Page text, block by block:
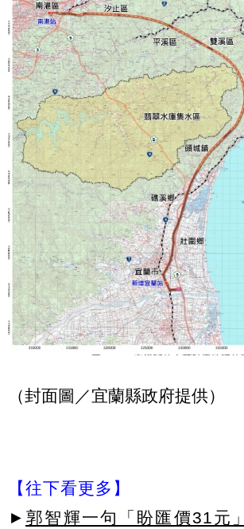
（封面圖／宜蘭縣政府提供）
【往下看更多】
► 郭智輝一句「盼匯價31元